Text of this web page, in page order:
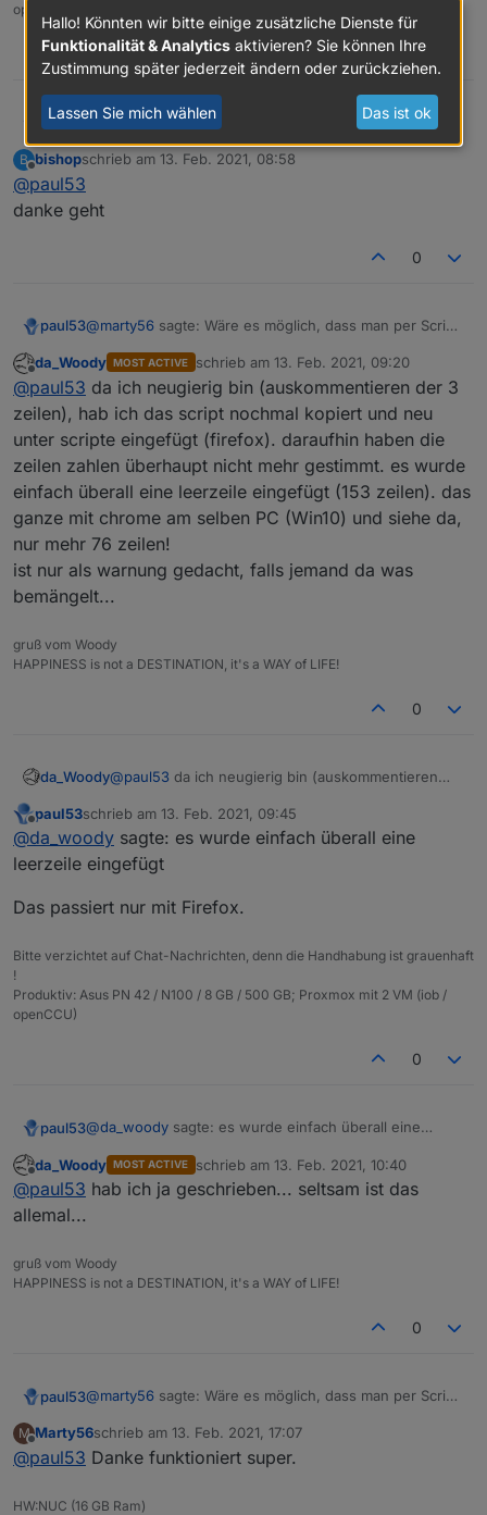
openCCU)
0
paul53@ bishopsagte: Der DP ist nicht mehr vorhanden im
Objectbaum
Die Javascript-Instanz neu starten, damit der
B
Offline
bishopschrieb am 13. Feb. 2021, 08:58
zuletzt editiert von
@paul53
danke geht
0
paul53@marty56 sagte: Wäre es möglich, dass man per Script
Man kann das Script durch Auskommentieren von 3
Zeilen so ändern, dass es überschreibt: Im Orginal
Zeilen 29, 30 und 73.
Anschließend nicht vergessen, die Änderung
rückgängig zu machen!
Offline
da_Woody MOST ACTIVE schrieb am 13. Feb. 2021, 09:20
zuletzt editiert von
@paul53 da ich neugierig bin (auskommentieren der 3
zeilen), hab ich das script nochmal kopiert und neu
unter scripte eingefügt (firefox). daraufhin haben die
zeilen zahlen überhaupt nicht mehr gestimmt. es wurde
einfach überall eine leerzeile eingefügt (153 zeilen). das
ganze mit chrome am selben PC (Win10) und siehe da,
nur mehr 76 zeilen!
ist nur als warnung gedacht, falls jemand da was
bemängelt...
gruß vom Woody
HAPPINESS is not a DESTINATION, it's a WAY of LIFE!
0
da_Woody@paul53 da ich neugierig bin (auskommentieren
und neu unter scripte eingefügt (firefox). daraufhin
haben die zeilen zahlen überhaupt nicht mehr
gestimmt. es wurde einfach überall eine leerzeile
eingefügt (153 zeilen). das ganze mit chrome am
selben PC (Win10) und siehe da, nur mehr 76
bemängelt...
Offline
paul53schrieb am 13. Feb. 2021, 09:45
zuletzt editiert von
@da_woody sagte: es wurde einfach überall eine
leerzeile eingefügt
Das passiert nur mit Firefox.
Bitte verzichtet auf Chat-Nachrichten, denn die Handhabung ist grauenhaft
!
Produktiv: Asus PN 42 / N100 / 8 GB / 500 GB; Proxmox mit 2 VM (iob /
openCCU)
0
paul53@da_woody sagte: es wurde einfach überall eine
Das passiert nur mit Firefox.
Offline
da_Woody MOST ACTIVE schrieb am 13. Feb. 2021, 10:40
zuletzt editiert von
@paul53 hab ich ja geschrieben... seltsam ist das
allemal...
gruß vom Woody
HAPPINESS is not a DESTINATION, it's a WAY of LIFE!
0
paul53@marty56 sagte: Wäre es möglich, dass man per Script
Man kann das Script durch Auskommentieren von 3
Zeilen so ändern, dass es überschreibt: Im Orginal
Anschließend nicht vergessen, die Änderung
M
Offline
Marty56schrieb am 13. Feb. 2021, 17:07
zuletzt editiert von
@paul53 Danke funktioniert super.
HW:NUC (16 GB Ram)
Hallo! Könnten wir bitte einige zusätzliche Dienste für
Funktionalität & Analytics aktivieren? Sie können Ihre
Zustimmung später jederzeit ändern oder zurückziehen.
Lassen Sie mich wählen Das ist ok